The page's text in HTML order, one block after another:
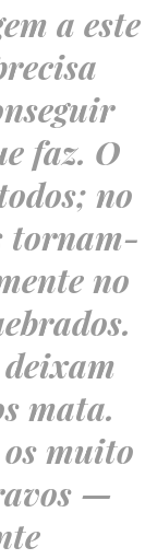
a este
faz. O
no
tornam-
no
deixam
mata.
muito
—